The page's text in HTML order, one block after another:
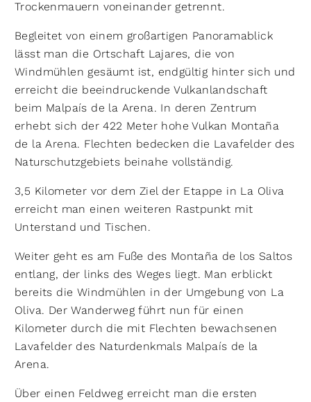
Trockenmauern voneinander getrennt.
Begleitet von einem großartigen Panoramablick
lässt man die Ortschaft Lajares, die von
Windmühlen gesäumt ist, endgültig hinter sich und
erreicht die beeindruckende Vulkanlandschaft
beim Malpaís de la Arena. In deren Zentrum
erhebt sich der 422 Meter hohe Vulkan Montaña
de la Arena. Flechten bedecken die Lavafelder des
Naturschutzgebiets beinahe vollständig.
3,5 Kilometer vor dem Ziel der Etappe in La Oliva
erreicht man einen weiteren Rastpunkt mit
Unterstand und Tischen.
Weiter geht es am Fuße des Montaña de los Saltos
entlang, der links des Weges liegt. Man erblickt
bereits die Windmühlen in der Umgebung von La
Oliva. Der Wanderweg führt nun für einen
Kilometer durch die mit Flechten bewachsenen
Lavafelder des Naturdenkmals Malpaís de la
Arena.
Über einen Feldweg erreicht man die ersten